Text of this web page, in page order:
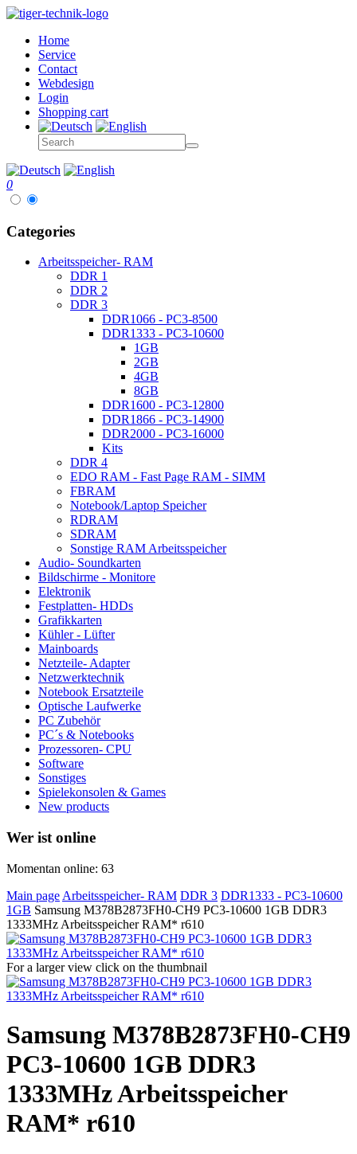
Home
Service
Contact
Webdesign
Login
Shopping cart
0
Categories
Arbeitsspeicher- RAM
DDR 1
DDR 2
DDR 3
DDR1066 - PC3-8500
DDR1333 - PC3-10600
1GB
2GB
4GB
8GB
DDR1600 - PC3-12800
DDR1866 - PC3-14900
DDR2000 - PC3-16000
Kits
DDR 4
EDO RAM - Fast Page RAM - SIMM
FBRAM
Notebook/Laptop Speicher
RDRAM
SDRAM
Sonstige RAM Arbeitsspeicher
Audio- Soundkarten
Bildschirme - Monitore
Elektronik
Festplatten- HDDs
Grafikkarten
Kühler - Lüfter
Mainboards
Netzteile- Adapter
Netzwerktechnik
Notebook Ersatzteile
Optische Laufwerke
PC Zubehör
PC´s & Notebooks
Prozessoren- CPU
Software
Sonstiges
Spielekonsolen & Games
New products
Wer ist online
Momentan online: 63
Main page Arbeitsspeicher- RAM DDR 3 DDR1333 - PC3-10600
1GB Samsung M378B2873FH0-CH9 PC3-10600 1GB DDR3
1333MHz Arbeitsspeicher RAM* r610
For a larger view click on the thumbnail
Samsung M378B2873FH0-CH9
PC3-10600 1GB DDR3
1333MHz Arbeitsspeicher
RAM* r610